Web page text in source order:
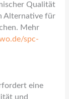
Qualität
Alternative für
Mehr
spc-
eine
und